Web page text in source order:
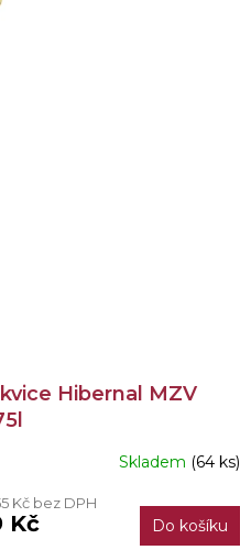
Hibernal MZV
Skladem (64 ks)
Kč bez DPH
Kč Do košíku